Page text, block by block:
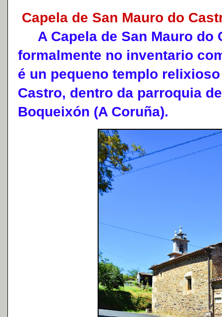
Capela de San Mauro do
A Capela de San Mauro do
formalmente no inventario
é un pequeno templo
Castro, dentro da parroquia
Boqueixón (A Coruña).